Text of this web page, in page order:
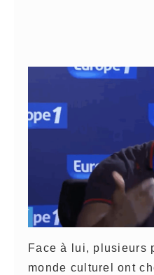
Face à lui, plusieurs
monde culturel ont